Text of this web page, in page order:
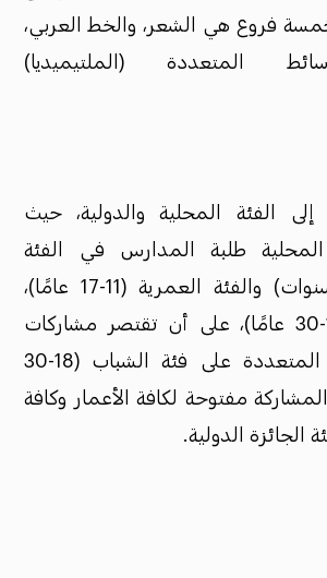
فروع هي الشعر، والخط العربي،
المتعددة (الملتيميديا)
الفئة المحلية والدولية، حيث
طلبة المدارس في الفئة
العمرية (6-10 سنوات) والفئة العمرية (11-17 عامًا)،
وفئة الشباب (18-30 عامًا)، على أن تقتصر مشاركات
الشعر والوسائط المتعددة على فئة الشباب (18-30
مفتوحة لكافة الأعمار وكافة
الدولية.